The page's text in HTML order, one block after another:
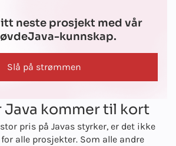
neste prosjekt med vår
Java-kunnskap.
Slå på strømmen
Java kommer til kort
pris på Javas styrker, er det ikke
alle prosjekter. Som alle andre